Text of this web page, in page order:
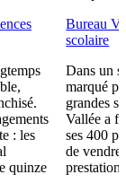
: les
quinze
Bureau
scolaire
Dans un
marqué
grandes
Vallée a
ses 400
de vendre